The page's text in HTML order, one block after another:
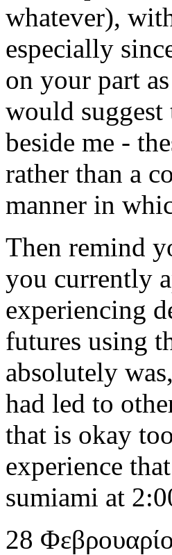
whatever),
especially
on your part
would
beside me -
rather than a
manner in
Then remind
you currently
experiencing
futures using
absolutely
had led to
that is okay
experience
sumiami at
28